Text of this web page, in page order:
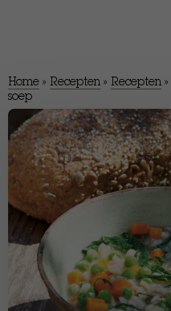
Home » Recepten » Recepten »
soep